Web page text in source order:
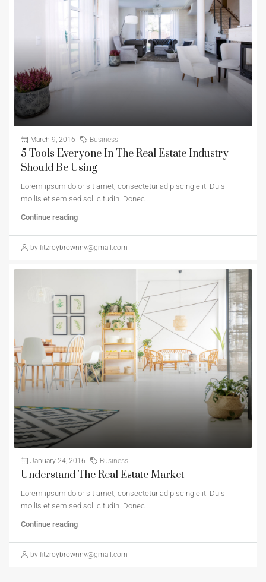
March 9, 2016 Business
5 Tools Everyone In The Real Estate Industry
Should Be Using
Lorem ipsum dolor sit amet, consectetur adipiscing elit. Duis
mollis et sem sed sollicitudin. Donec...
Continue reading
by fitzroybrownny@gmail.com
January 24, 2016 Business
Understand The Real Estate Market
Lorem ipsum dolor sit amet, consectetur adipiscing elit. Duis
mollis et sem sed sollicitudin. Donec...
Continue reading
by fitzroybrownny@gmail.com